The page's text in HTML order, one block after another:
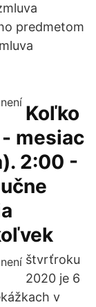
predmetom
Koľko
mesiac
2:00 -
štvrťroku
2020 je 6
v